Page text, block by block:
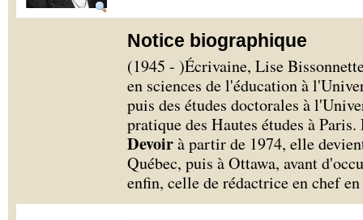
Notice biographique
(1945 - )Écrivaine, Lise
en sciences de l'éducation à
puis des études doctorales à
pratique des Hautes études à
Devoirà partir de 1974, elle
Québec, puis à Ottawa, avant
enfin, celle de rédactrice en chef